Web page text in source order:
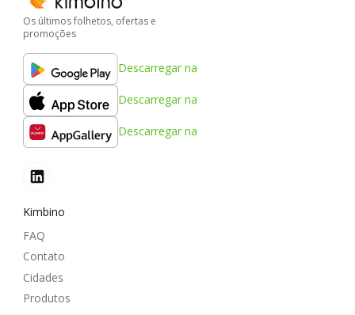
Os últimos folhetos, ofertas e
promoções
Descarregar na
Descarregar na
Descarregar na
Kimbino
FAQ
Contato
Cidades
Produtos